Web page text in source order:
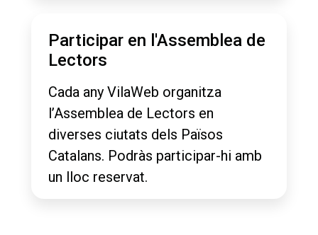
Participar en l'Assemblea de
Lectors
Cada any VilaWeb organitza
l’Assemblea de Lectors en
diverses ciutats dels Països
Catalans. Podràs participar-hi amb
un lloc reservat.